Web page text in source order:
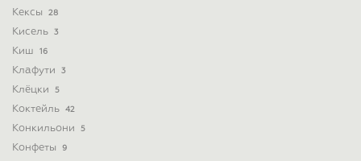
Кексы 28
Кисель 3
Киш 16
Клафути 3
Клёцки 5
Коктейль 42
Конкильони 5
Конфеты 9